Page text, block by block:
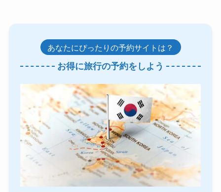
あなたにぴったりの予約サイトは？
お得に旅行の予約をしよう